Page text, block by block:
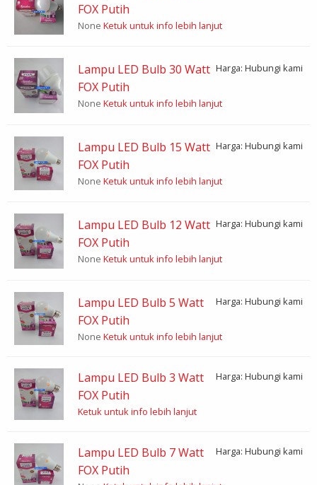
FOX Putih
None Ketuk untuk info lebih lanjut
Lampu LED Bulb 30 Watt
FOX Putih
Harga: Hubungi kami
None Ketuk untuk info lebih lanjut
Lampu LED Bulb 15 Watt
FOX Putih
Harga: Hubungi kami
None Ketuk untuk info lebih lanjut
Lampu LED Bulb 12 Watt
FOX Putih
Harga: Hubungi kami
None Ketuk untuk info lebih lanjut
Lampu LED Bulb 5 Watt
FOX Putih
Harga: Hubungi kami
None Ketuk untuk info lebih lanjut
Lampu LED Bulb 3 Watt
FOX Putih
Harga: Hubungi kami
Ketuk untuk info lebih lanjut
Lampu LED Bulb 7 Watt
FOX Putih
Harga: Hubungi kami